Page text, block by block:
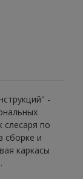
-
слесаря по
сборке и
каркасы